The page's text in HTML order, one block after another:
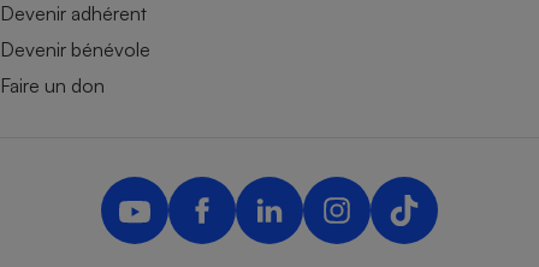
Devenir adhérent
Devenir bénévole
Faire un don